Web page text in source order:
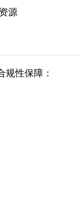
源
规性保障：